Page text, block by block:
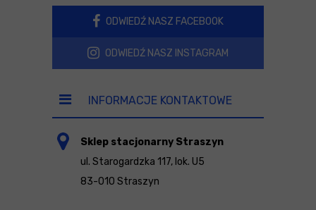
ODWIEDŹ NASZ FACEBOOK
ODWIEDŹ NASZ INSTAGRAM
INFORMACJE KONTAKTOWE
Sklep stacjonarny Straszyn
ul. Starogardzka 117, lok. U5
83-010 Straszyn